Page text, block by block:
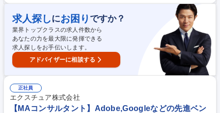
管理に留まらず、ユーザー行動分析からCVR最大化を目指すコンサルティ
ングまで行います。作って終わりではない継続的な顧客支援に加え、SEO
や広告を活用した自社SaaSプロダクトのマーケティング実務にも挑戦で
き、総合的な提案力が磨かれる環境です。 募集職種 [大阪]WEBディレクタ
ー/急拡大中の[AI搭載]自社SaaS事業/東証グロース市場上場
求人探しにお困り ですか？
業界トップクラスの求人件数から
あなたの力を最大限に発揮できる
求人探しをお手伝いします。
アドバイザーに相談する
正社員
エクスチュア株式会社
【MAコンサルタント】Adobe,Googleなどの先進ベン